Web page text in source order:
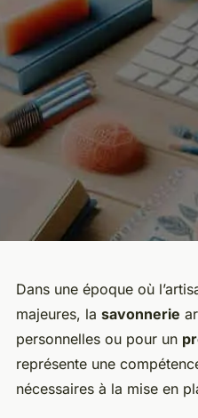
Dans une époque où
majeures, la savonnerie
personnelles ou pour un
représente une
nécessaires à la mise en